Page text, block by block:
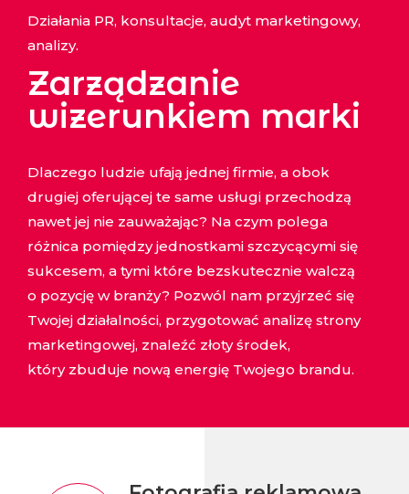
Działania PR, konsultacje, audyt marketingowy,
analizy.
Zarządzanie
wizerunkiem marki
Dlaczego ludzie ufają jednej firmie, a obok
drugiej oferującej te same usługi przechodzą
nawet jej nie zauważając? Na czym polega
różnica pomiędzy jednostkami szczycącymi się
sukcesem, a tymi które bezskutecznie walczą
o pozycję w branży? Pozwól nam przyjrzeć się
Twojej działalności, przygotować analizę strony
marketingowej, znaleźć złoty środek,
który zbuduje nową energię Twojego brandu.